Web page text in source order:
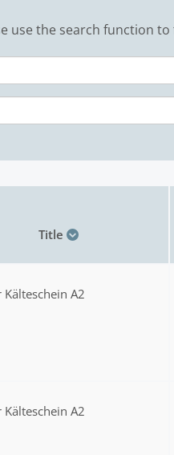
use the search function
Title
Kälteschein A2
Kälteschein A2